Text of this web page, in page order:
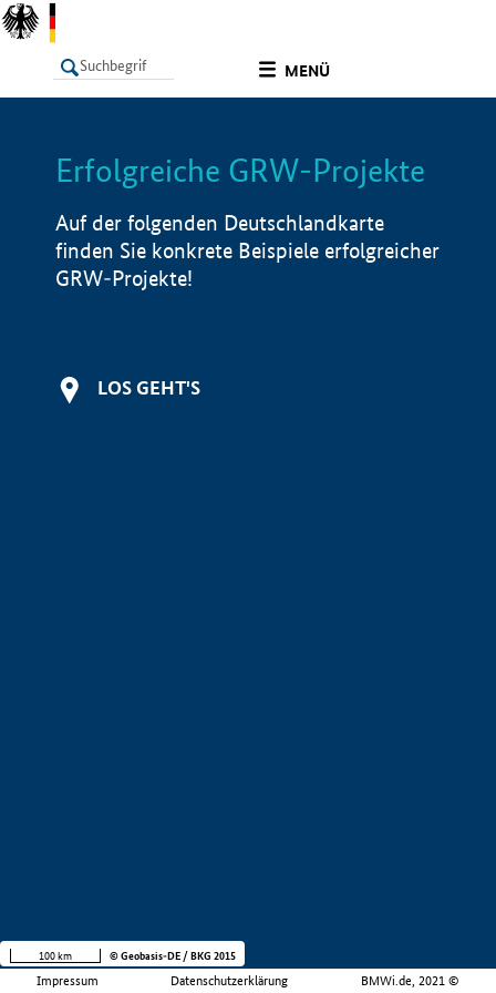
MENÜ
LISTE Info
Erfolgreiche GRW-Projekte
Auf der folgenden Deutschlandkarte
finden Sie konkrete Beispiele erfolgreicher
GRW-Projekte!
LOS GEHT'S
Impressum Datenschutzerklärung BMWi.de, 2021 ©
100 km © Geobasis-DE / BKG 2015